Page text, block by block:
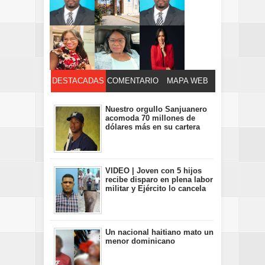
DESTACADAS COMENTARIO MAPA WEB
Nuestro orgullo Sanjuanero
acomoda 70 millones de
dólares más en su cartera
VIDEO | Joven con 5 hijos
recibe disparo en plena labor
militar y Ejército lo cancela
Un nacional haitiano mato un
menor dominicano